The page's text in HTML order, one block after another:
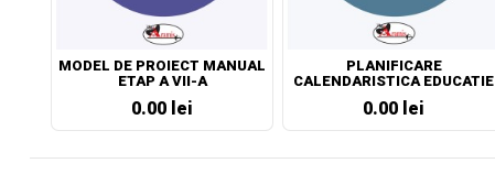
MODEL DE PROIECT MANUAL
ETAP A VII-A
0.00 lei
PLANIFICARE
CALENDARISTICA EDUCATIE
SOCIALA CLASA A VII-A
0.00 lei